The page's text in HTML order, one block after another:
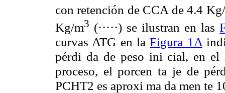
con retención de CCA de 4.4
Kg/m3 (·····) se ilustran en las
curvas ATG en laFigura 1A
pérdi da de peso ini cial, en
proceso, el porcen ta je de
PCHT2 es aproxi ma da men te